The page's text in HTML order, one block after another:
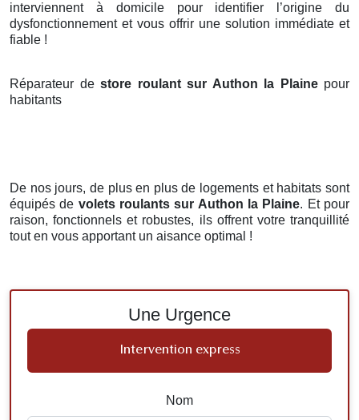
interviennent à domicile pour identifier l’origine du
dysfonctionnement et vous offrir une solution immédiate et
fiable !
Réparateur de store roulant sur Authon la Plaine pour
habitants
De nos jours, de plus en plus de logements et habitats sont
équipés de volets roulants sur Authon la Plaine. Et pour
raison, fonctionnels et robustes, ils offrent votre tranquillité
tout en vous apportant un aisance optimal !
Une Urgence
Intervention express
Nom